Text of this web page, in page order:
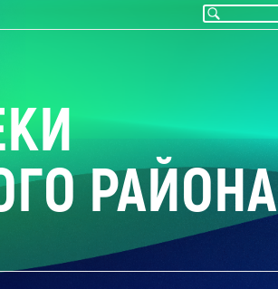
РАЙОНА